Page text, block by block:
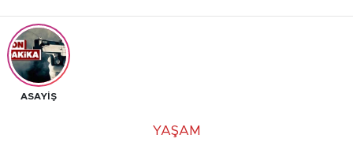
ASAYİŞ
YAŞAM
Tüm Manşetler
Son Dakika Haberleri